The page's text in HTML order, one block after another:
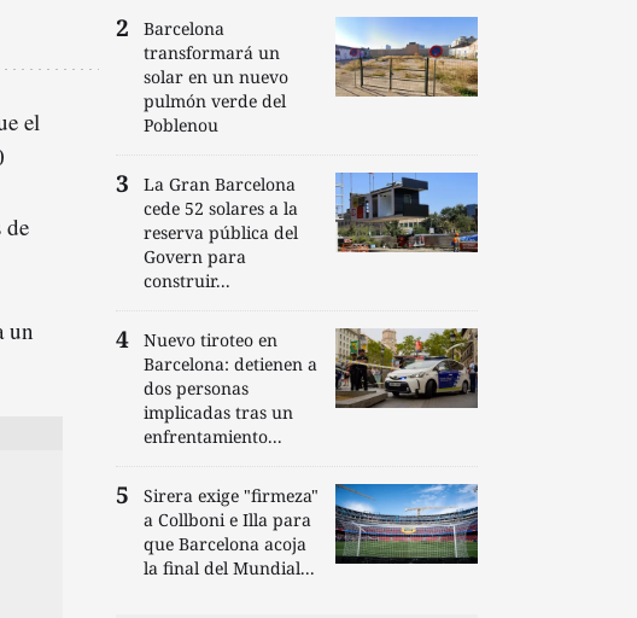
el
de
un
Barcelona
transformará un
solar en un nuevo
pulmón verde del
Poblenou
La Gran Barcelona
cede 52 solares a la
reserva pública del
Govern para
construir...
Nuevo tiroteo en
Barcelona: detienen a
dos personas
implicadas tras un
enfrentamiento...
Sirera exige "firmeza"
a Collboni e Illa para
que Barcelona acoja
la final del Mundial...